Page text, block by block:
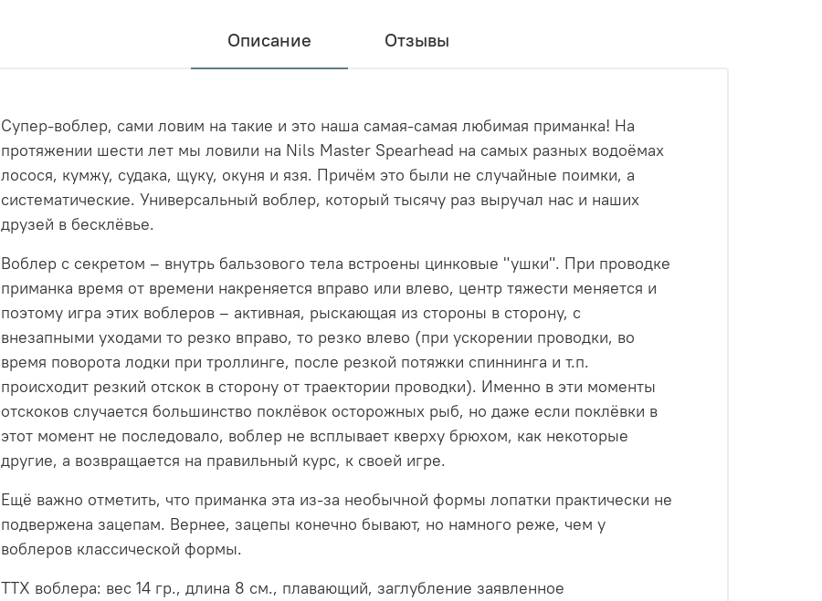
Описание Отзывы
Супер-воблер, сами ловим на такие и это наша самая-самая любимая приманка! На
протяжении шести лет мы ловили на Nils Master Spearhead на самых разных водоёмах
лосося, кумжу, судака, щуку, окуня и язя. Причём это были не случайные поимки, а
систематические. Универсальный воблер, который тысячу раз выручал нас и наших
друзей в бесклёвье.
Воблер с секретом – внутрь бальзового тела встроены цинковые "ушки". При проводке
приманка время от времени накреняется вправо или влево, центр тяжести меняется и
поэтому игра этих воблеров – активная, рыскающая из стороны в сторону, с
внезапными уходами то резко вправо, то резко влево (при ускорении проводки, во
время поворота лодки при троллинге, после резкой потяжки спиннинга и т.п.
происходит резкий отскок в сторону от траектории проводки). Именно в эти моменты
отскоков случается большинство поклёвок осторожных рыб, но даже если поклёвки в
этот момент не последовало, воблер не всплывает кверху брюхом, как некоторые
другие, а возвращается на правильный курс, к своей игре.
Ещё важно отметить, что приманка эта из-за необычной формы лопатки практически не
подвержена зацепам. Вернее, зацепы конечно бывают, но намного реже, чем у
воблеров классической формы.
ТТХ воблера: вес 14 гр., длина 8 см., плавающий, заглубление заявленное